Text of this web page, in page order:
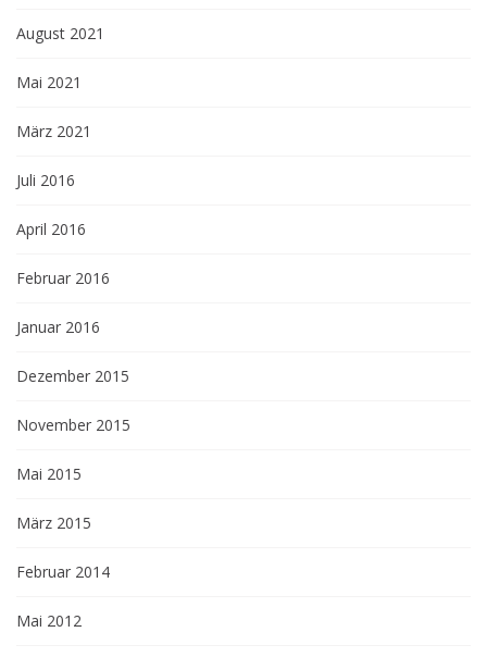
August 2021
Mai 2021
März 2021
Juli 2016
April 2016
Februar 2016
Januar 2016
Dezember 2015
November 2015
Mai 2015
März 2015
Februar 2014
Mai 2012